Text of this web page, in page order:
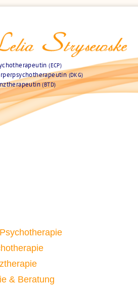
(ECP)
(DKG)
(BTD)
& Beratung